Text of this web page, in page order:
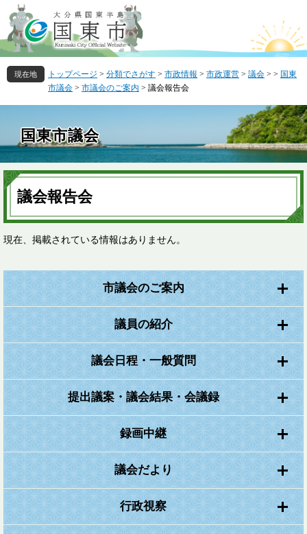
ー
ジ
の
先
頭
す
ニ
ュ
ー
を
飛
し
文
へ
トップページ > 分類でさがす > 市政情報 > 市政運営 > 議会 > > 国東
市議会 > 市議会のご案内 > 議会報告会
国東市議会
本
文
議会報告会
現在、掲載されている情報はありません。
市議会のご案内
議員の紹介
議会日程・一般質問
提出議案・議会結果・会議録
録画中継
議会だより
行政視察